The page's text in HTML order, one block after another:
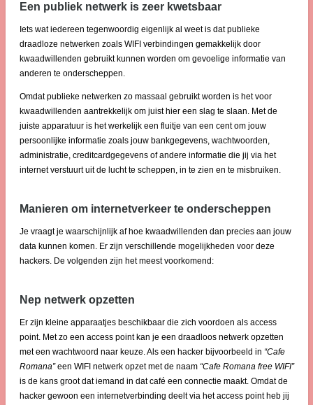
Een publiek netwerk is zeer kwetsbaar
Iets wat iedereen tegenwoordig eigenlijk al weet is dat publieke
draadloze netwerken zoals WIFI verbindingen gemakkelijk door
kwaadwillenden gebruikt kunnen worden om gevoelige informatie van
anderen te onderscheppen.
Omdat publieke netwerken zo massaal gebruikt worden is het voor
kwaadwillenden aantrekkelijk om juist hier een slag te slaan. Met de
juiste apparatuur is het werkelijk een fluitje van een cent om jouw
persoonlijke informatie zoals jouw bankgegevens, wachtwoorden,
administratie, creditcardgegevens of andere informatie die jij via het
internet verstuurt uit de lucht te scheppen, in te zien en te misbruiken.
Manieren om internetverkeer te onderscheppen
Je vraagt je waarschijnlijk af hoe kwaadwillenden dan precies aan jouw
data kunnen komen. Er zijn verschillende mogelijkheden voor deze
hackers. De volgenden zijn het meest voorkomend:
Nep netwerk opzetten
Er zijn kleine apparaatjes beschikbaar die zich voordoen als access
point. Met zo een access point kan je een draadloos netwerk opzetten
met een wachtwoord naar keuze. Als een hacker bijvoorbeeld in “Cafe
Romana”een WIFI netwerk opzet met de naam “Cafe Romana free WIFI”
is de kans groot dat iemand in dat café een connectie maakt. Omdat de
hacker gewoon een internetverbinding deelt via het access point heb jij